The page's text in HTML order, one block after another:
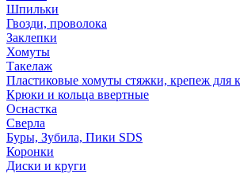
Шпильки
Гвозди, проволока
Заклепки
Хомуты
Такелаж
Пластиковые хомуты стяжки, крепеж для
Крюки и кольца ввертные
Оснастка
Сверла
Буры, Зубила, Пики SDS
Коронки
Диски и круги